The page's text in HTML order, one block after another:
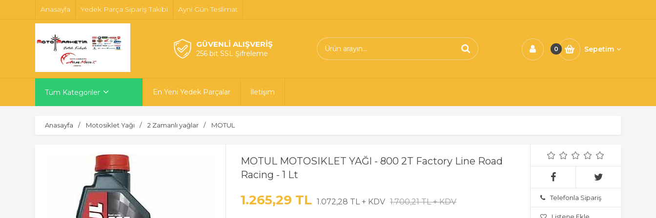
Anasayfa Yedek Parça Sipariş Takibi Ayni Gün Teslimat
GÜVENLİ ALIŞVERİŞ
256 bit SSL Şifreleme
0 Sepetim
Tüm Kategoriler En Yeni Yedek Parçalar İletişim
Anasayfa Motosiklet Yağı 2 Zamanlı yağlar MOTUL
MOTUL MOTOSIKLET YAĞI - 800 2T Factory Line Road
Racing - 1 Lt
1.265,29 TL 1.072,28 TL + KDV 1.700,21 TL + KDV Telefonla Sipariş